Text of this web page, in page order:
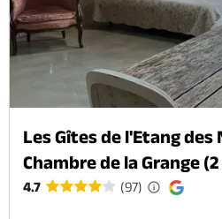
Les Gîtes de l'Etang des
Chambre de la Grange
4.7 (97)